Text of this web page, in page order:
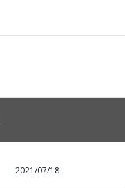
2021/07/18